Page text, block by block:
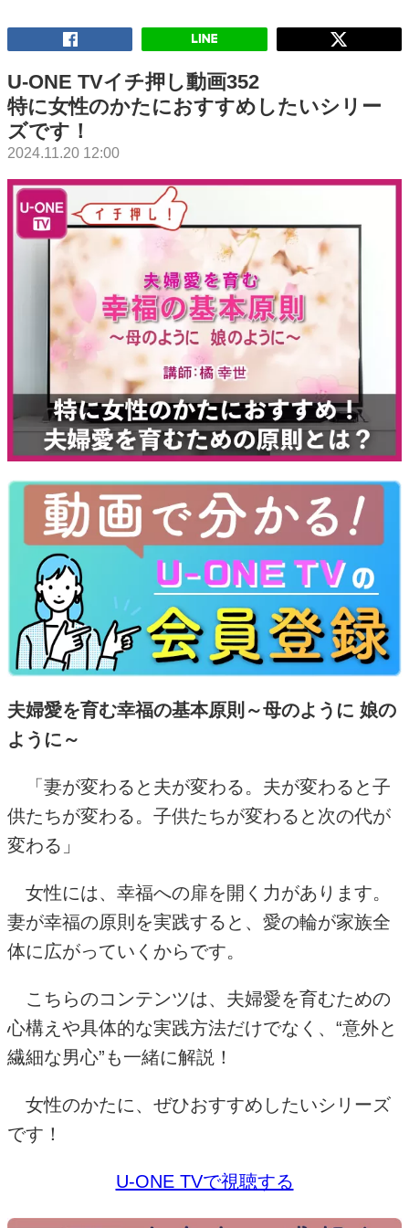
U-ONE TVイチ押し動画352
特に女性のかたにおすすめしたいシリー
ズです！
2024.11.20 12:00
夫婦愛を育む幸福の基本原則～母のように 娘の
ように～
「妻が変わると夫が変わる。夫が変わると子
供たちが変わる。子供たちが変わると次の代が
変わる」
女性には、幸福への扉を開く力があります。
妻が幸福の原則を実践すると、愛の輪が家族全
体に広がっていくからです。
こちらのコンテンツは、夫婦愛を育むための
心構えや具体的な実践方法だけでなく、“意外と
繊細な男心”も一緒に解説！
女性のかたに、ぜひおすすめしたいシリーズ
です！
U-ONE TVで視聴する